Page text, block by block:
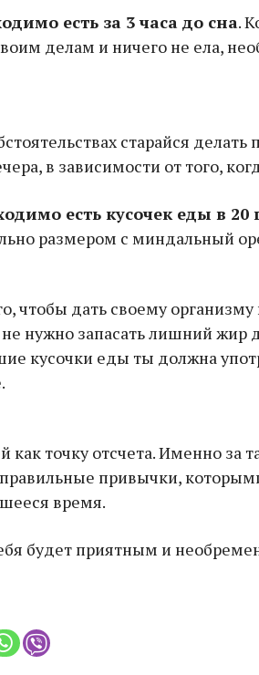
есть за 3 часа до сна.
делам и ничего не ела,
старайся
в зависимости от того,
есть кусочек еды в 20
размером с миндальный
чтобы дать своему организму
нужно запасать лишний жир
кусочки еды ты должна
как точку отсчета. Именно за
привычки,
время.
будет приятным и